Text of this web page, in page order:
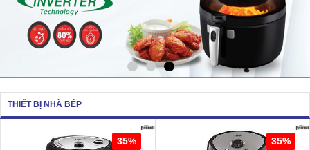
THIẾT BỊ NHÀ BẾP
Nồi chiên không dầu 6 Lít RAPIDO
sử dụng chất liệu nhựa
35%
Nồi chiên không dầu 5L RAPIDO
35%